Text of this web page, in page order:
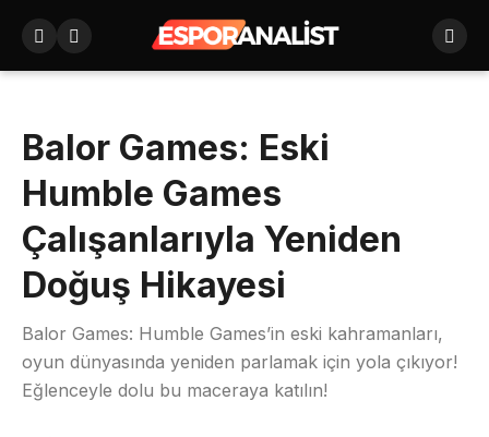
Balor Games: Eski
Humble Games
Çalışanlarıyla Yeniden
Doğuş Hikayesi
Balor Games: Humble Games’in eski kahramanları,
oyun dünyasında yeniden parlamak için yola çıkıyor!
Eğlenceyle dolu bu maceraya katılın!